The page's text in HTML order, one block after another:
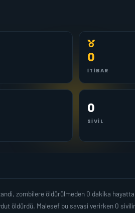
0
İTIBAR
0
SIVIL
zombilere öldürülmeden 0 dakika
öldürdü. Malesef bu savasi verirken 0